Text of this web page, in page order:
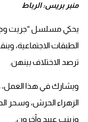
منبر بريس: الرباط
يحكي مسلسل “جريت
الطبقات الاجتماعية،
ترصد الاختلاف بينهن.
ويشارك في هذا العمل،
الزهراء الحرش، وسحر
وزينب عبيد وآخرون.